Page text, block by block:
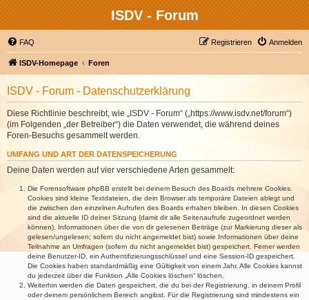
ISDV - Forum
FAQ Anmelden
Registrieren
ISDV-Homepage Foren
ISDV - Forum - Datenschutzerklärung
Diese Richtlinie beschreibt, wie „ISDV - Forum“ („https://www.isdv.net/forum“)
(im Folgenden „der Betreiber“) die Daten verwendet, die während deines
Foren-Besuchs gesammelt werden.
UMFANG UND ART DER DATENSPEICHERUNG
Deine Daten werden auf vier verschiedene Arten gesammelt:
Die Forensoftware phpBB erstellt bei deinem Besuch des Boards mehrere Cookies.
Cookies sind kleine Textdateien, die dein Browser als temporäre Dateien ablegt und
die zwischen den einzelnen Aufrufen des Boards erhalten bleiben. In diesen Cookies
sind die aktuelle ID deiner Sitzung (damit dir alle Seitenaufrufe zugeordnet werden
können), Informationen über die von dir gelesenen Beiträge (zur Markierung dieser als
gelesen/ungelesen; sofern du nicht angemeldet bist) sowie Informationen über deine
Teilnahme an Umfragen (sofern du nicht angemeldet bist) gespeichert. Ferner werden
deine Benutzer-ID, ein Authentifizierungsschlüssel und eine Session-ID gespeichert.
Die Cookies haben standardmäßig eine Gültigkeit von einem Jahr. Alle Cookies kannst
du jederzeit über die Funktion „Alle Cookies löschen“ löschen.
Weiterhin werden die Daten gespeichert, die du bei der Registrierung, in deinem Profil
oder deinem persönlichem Bereich angibst. Für die Registrierung sind mindestens ein